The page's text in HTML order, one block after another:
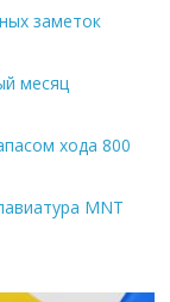
заметок
месяц
хода 800
MNT